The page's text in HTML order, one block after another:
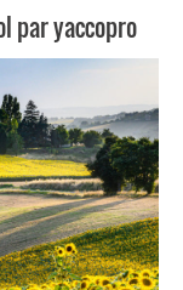
par yaccopro